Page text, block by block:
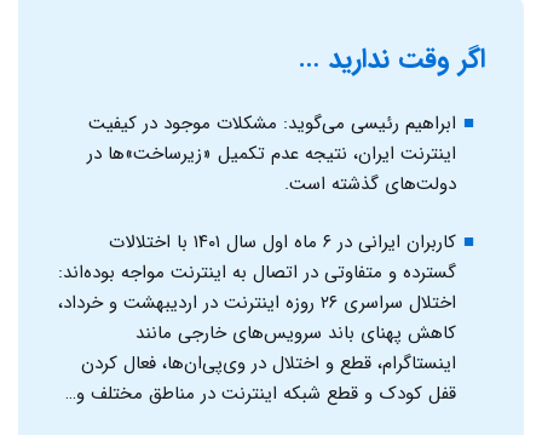
اگر وقت ندارید …
ابراهیم رئیسی می‌گوید: مشکلات موجود در کیفیت
اینترنت ایران، نتیجه عدم تکمیل «زیرساخت‌»ها در
دولت‌های گذشته است.
کاربران ایرانی در ۶ ماه اول سال ۱۴۰۱ با اختلالات
گسترده و متفاوتی در اتصال به اینترنت مواجه بوده‌اند:
اختلال سراسری ۲۶ روزه اینترنت در اردیبهشت و خرداد،
کاهش پهنای باند سرویس‌های خارجی مانند
اینستاگرام، قطع و اختلال در وی‌پی‌ان‌ها، فعال کردن
قفل کودک و قطع شبکه اینترنت در مناطق مختلف و…